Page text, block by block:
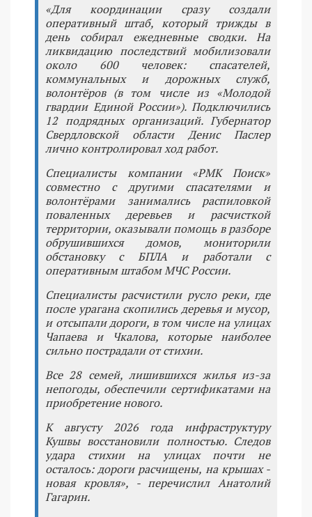
«Для координации сразу создали
оперативный штаб, который трижды в
день собирал ежедневные сводки. На
ликвидацию последствий мобилизовали
около 600 человек: спасателей,
коммунальных и дорожных служб,
волонтёров (в том числе из «Молодой
гвардии Единой России»). Подключились
12 подрядных организаций. Губернатор
Свердловской области Денис Паслер
лично контролировал ход работ.
Специалисты компании «РМК Поиск»
совместно с другими спасателями и
волонтёрами занимались распиловкой
поваленных деревьев и расчисткой
территории, оказывали помощь в разборе
обрушившихся домов, мониторили
обстановку с БПЛА и работали с
оперативным штабом МЧС России.
Специалисты расчистили русло реки, где
после урагана скопились деревья и мусор,
и отсыпали дороги, в том числе на улицах
Чапаева и Чкалова, которые наиболее
сильно пострадали от стихии.
Все 28 семей, лишившихся жилья из-за
непогоды, обеспечили сертификатами на
приобретение нового.
К августу 2026 года инфраструктуру
Кушвы восстановили полностью. Следов
удара стихии на улицах почти не
осталось: дороги расчищены, на крышах -
новая кровля», - перечислил Анатолий
Гагарин.